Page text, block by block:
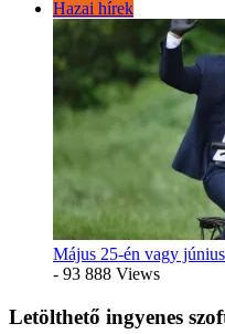
Hazai hírek
Május 25-én vagy
- 93 888 Views
Letölthető ingyenes